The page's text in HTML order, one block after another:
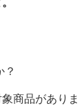
？
商品がありま